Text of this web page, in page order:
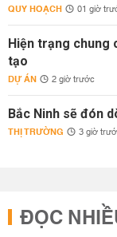
QUY HOẠCH 01 giờ
Hiện trạng chung
tạo
DỰ ÁN 2 giờ trước
Bắc Ninh sẽ đón
THỊ TRƯỜNG 3 giờ
ĐỌC